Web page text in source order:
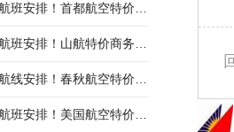
首都航空特价商务舱火热抢购中
！山航特价商务舱火热抢购中
！春秋航空特价商务舱找炫飞
美国航空特价商务舱火热抢购中